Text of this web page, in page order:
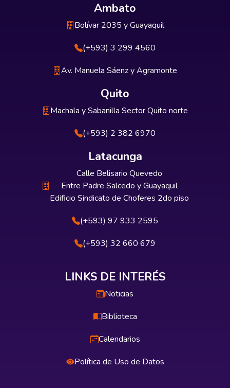
Ambato
Bolívar 2035 y Guayaquil
(+593) 3 299 4560
Av. Manuela Sáenz y Agramonte
Quito
Machala y Sabanilla Sector Quito norte
(+593) 2 382 6970
Latacunga
Calle Belisario Quevedo
Entre Padre Salcedo y Guayaquil
Edificio Sindicato de Choferes 2do piso
(+593) 97 933 2595
(+593) 32 660 679
LINKS DE INTERÉS
Noticias
Biblioteca
Calendarios
Política de Uso de Datos